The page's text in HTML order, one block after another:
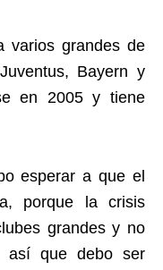
varios grandes de
Bayern y
en 2005 y tiene
esperar a que el
porque la crisis
grandes y no
así que debo ser